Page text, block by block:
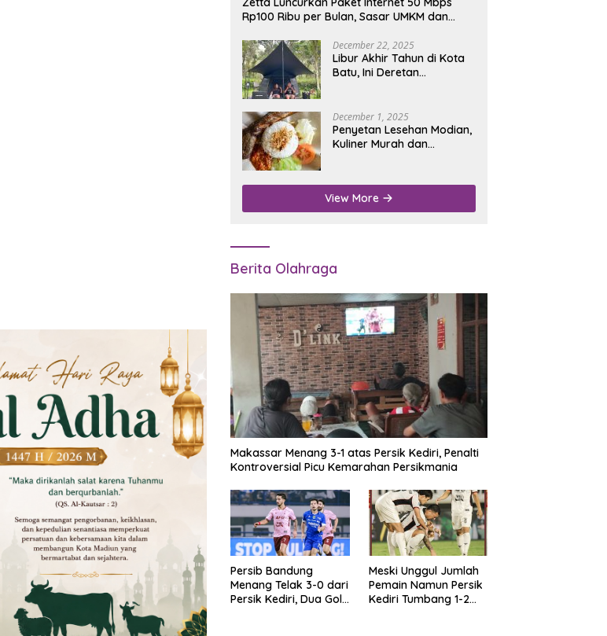
Rp100 Ribu per Bulan, Sasar UMKM dan
December 22, 2025
Libur Akhir Tahun di Kota
Batu, Ini Deretan
December 1, 2025
Penyetan Lesehan Modian,
Kuliner Murah dan
Nganjuk
View More
Berita Olahraga
Makassar Menang 3-1 atas Persik Kediri, Penalti
Kontroversial Picu Kemarahan Persikmania
Persib Bandung
Menang Telak 3-0 dari
Persik Kediri, Dua Gol
Meski Unggul Jumlah
Pemain Namun Persik
Kediri Tumbang 1-2